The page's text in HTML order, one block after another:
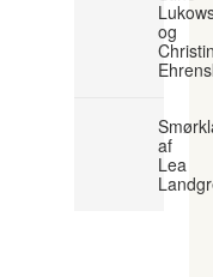
og
af
Lea